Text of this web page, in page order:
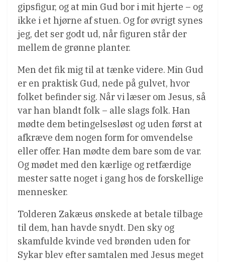
gipsfigur, og at min Gud bor i mit hjerte – og
ikke i et hjørne af stuen. Og for øvrigt synes
jeg, det ser godt ud, når figuren står der
mellem de grønne planter.
Men det fik mig til at tænke videre. Min Gud
er en praktisk Gud, nede på gulvet, hvor
folket befinder sig. Når vi læser om Jesus, så
var han blandt folk – alle slags folk. Han
mødte dem betingelsesløst og uden først at
afkræve dem nogen form for omvendelse
eller offer. Han mødte dem bare som de var.
Og mødet med den kærlige og retfærdige
mester satte noget i gang hos de forskellige
mennesker.
Tolderen Zakæus ønskede at betale tilbage
til dem, han havde snydt. Den sky og
skamfulde kvinde ved brønden uden for
Sykar blev efter samtalen med Jesus meget